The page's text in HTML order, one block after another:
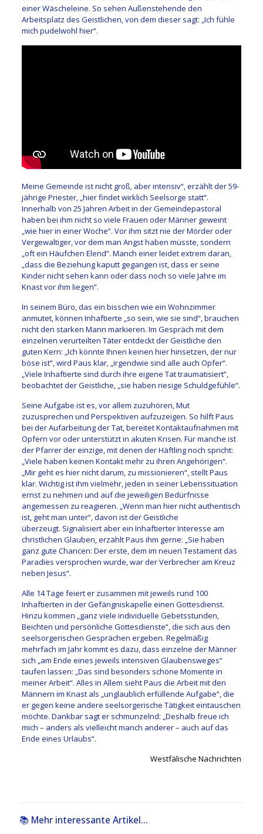
einer Wäscheleine. So sehen Außenstehende den
Arbeitsplatz des Geistlichen, von dem dieser sagt: „Ich fühle
mich pudelwohl hier“.
Meine Gemeinde ist nicht groß, aber intensiv“, erzählt der 59-
jährige Priester, „hier findet wirklich Seelsorge statt“.
Innerhalb von 25 Jahren Arbeit in der Gemeindepastoral
haben bei ihm nicht so viele Frauen oder Männer geweint
„wie hier in einer Woche“. Vor ihm sitzt nie der Mörder oder
Vergewaltiger, vor dem man Angst haben müsste, sondern
„oft ein Häufchen Elend“. Manch einer leidet extrem daran,
„dass die Beziehung kaputt gegangen ist, dass er seine
Kinder nicht sehen kann oder dass noch so viele Jahre im
Knast vor ihm liegen“.
In seinem Büro, das ein bisschen wie ein Wohnzimmer
anmutet, können Inhaftierte „so sein, wie sie sind“, brauchen
nicht den starken Mann markieren. Im Gespräch mit dem
einzelnen verurteilten Täter entdeckt der Geistliche den
guten Kern: „Ich könnte Ihnen keinen hier hinsetzen, der nur
böse ist“, wird Paus klar, „irgendwie sind alle auch Opfer“.
„Viele Inhaftierte sind durch ihre eigene Tat traumatisiert“,
beobachtet der Geistliche, „sie haben riesige Schuldgefühle“.
Seine Aufgabe ist es, vor allem zuzuhören, Mut
zuzusprechen und Perspektiven aufzuzeigen. So hilft Paus
bei der Aufarbeitung der Tat, bereitet Kontaktaufnahmen mit
Opfern vor oder unterstützt in akuten Krisen. Für manche ist
der Pfarrer der einzige, mit denen der Häftling noch spricht:
„Viele haben keinen Kontakt mehr zu ihren Angehörigen“.
„Mir geht es hier nicht darum, zu missionieren“, stellt Paus
klar. Wichtig ist ihm vielmehr, jeden in seiner Lebenssituation
ernst zu nehmen und auf die jeweiligen Bedürfnisse
angemessen zu reagieren. „Wenn man hier nicht authentisch
ist, geht man unter“, davon ist der Geistliche
überzeugt. Signalisiert aber ein Inhaftierter Interesse am
christlichen Glauben, erzählt Paus ihm gerne: „Sie haben
ganz gute Chancen: Der erste, dem im neuen Testament das
Paradies versprochen wurde, war der Verbrecher am Kreuz
neben Jesus“.
Alle 14 Tage feiert er zusammen mit jeweils rund 100
Inhaftierten in der Gefängniskapelle einen Gottesdienst.
Hinzu kommen „ganz viele individuelle Gebetsstunden,
Beichten und persönliche Gottesdienste“, die sich aus den
seelsorgerischen Gesprächen ergeben. Regelmäßig
mehrfach im Jahr kommt es dazu, dass einzelne der Männer
sich „am Ende eines jeweils intensiven Glaubensweges“
taufen lassen: „Das sind besonders schöne Momente in
meiner Arbeit“. Alles in Allem sieht Paus die Arbeit mit den
Männern im Knast als „unglaublich erfüllende Aufgabe“, die
er gegen keine andere seelsorgerische Tätigkeit eintauschen
möchte. Dankbar sagt er schmunzelnd: „Deshalb freue ich
mich – anders als vielleicht manch anderer – auch auf das
Ende eines Urlaubs“.
Westfälische Nachrichten
📚 Mehr interessante Artikel...